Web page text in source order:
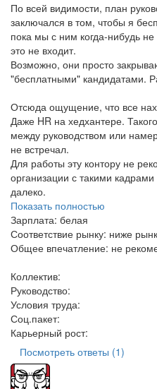
По всей видимости, план
заключался в том, чтобы я
пока мы с ним когда-нибудь
это не входит.
Возможно, они просто
"бесплатными" кандидатами.
Отсюда ощущение, что все
Даже HR на хедхантере.
между руководством или
не встречал.
Для работы эту контору не
организации с такими
далеко.
Показать полностью
Зарплата: белая
Соответствие рынку: ниже
Общее впечатление: не
Коллектив:
Руководство:
Условия труда:
Соц.пакет:
Карьерный рост:
Посмотреть ответы (1)